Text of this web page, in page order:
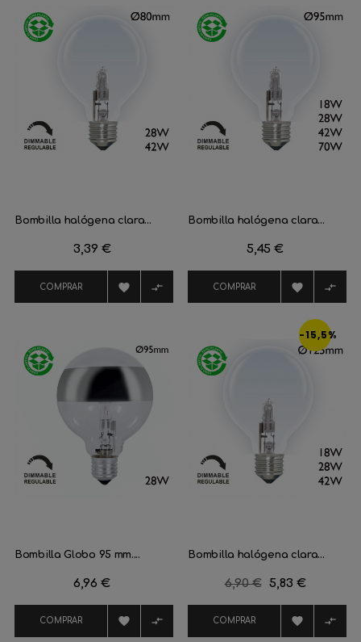
Bombilla halógena clara...
Precio
3,39 €
COMPRAR  
Bombilla halógena clara...
Precio
5,45 €
COMPRAR  
Bombilla Globo 95 mm....
Precio
6,96 €
COMPRAR  
-15,5%
Bombilla halógena clara...
Precio
6,90 € Precio
5,83 €
COMPRAR  